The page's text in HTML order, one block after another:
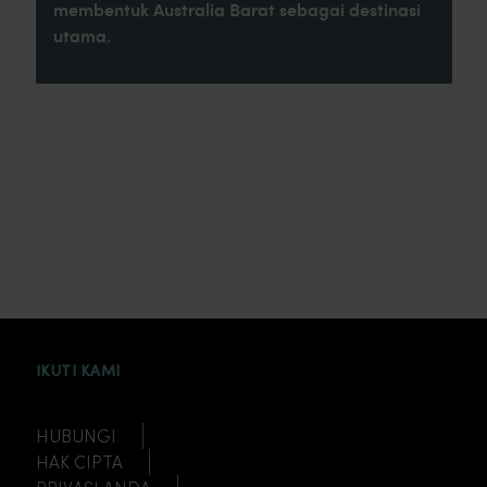
membentuk Australia Barat sebagai destinasi
utama.
IKUTI KAMI
HUBUNGI
HAK CIPTA